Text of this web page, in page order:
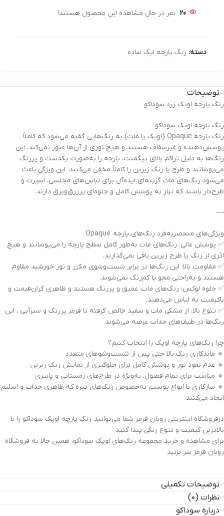
20 نفر در حال مشاهده این محصول هستند!
دسته: رنگ پارچه اپک ساده
توضیحات
رنگ پارچه اوپک زرد سوداکو
رنگ‌ پارچه اوپک سوداکو
رنگ‌ پارچه Opaque (اوپک یا مات) به رنگ‌هایی گفته می‌شود که کاملاً
پوشش‌دهنده و غیرشفاف هستند و هیچ نوری از آن‌ها عبور نمی‌کند. این
رنگ‌ها به دلیل تراکم بالای پیگمنت، پارچه را به‌صورت یکدست و پررنگ
می‌پوشانند و طرح یا رنگ زیرین را کاملاً مخفی می‌کنند. این ویژگی باعث
می‌شود رنگ‌های مات گزینه‌ای ایده‌آل برای لباس‌های مجلسی، اسپرت و
طرح‌دار باشند که نیاز به پوشش کامل و جلوه‌ای پرزرق‌وبرق دارند.
—
ویژگی‌های منحصربه‌فرد رنگ‌های پارچه Opaque
✅ پوشش عالی: رنگ‌های مات به‌طور کامل سطح پارچه را می‌پوشانند و هیچ
اثری از رنگ یا طرح زیرین باقی نمی‌گذارند.
✅ مقاومت بالا: این رنگ‌ها در برابر شست‌وشوی مکرر و نور خورشید مقاوم
هستند و به‌راحتی محو یا کم‌رنگ نمی‌شوند.
✅ جلوه لوکس: رنگ‌های مات، عمیق و پررنگ هستند و ظاهری گران‌قیمت و
باکیفیت به لباس می‌دهند.
✅ تنوع بالا: از مشکی مات و سفید خالص گرفته تا قرمز پررنگ و سبزآبی ، این
رنگ‌ها در طیف‌های جذاب عرضه می‌شوند
چرا رنگ‌های پارچه اوپک را انتخاب کنیم؟
🔹 ماندگاری رنگ بالا حتی پس از شست‌وشوهای متعدد
🔹 عدم نفوذ نور و پوشش کامل برای جلوگیری از نمایش رنگ زیرین
🔹 مناسب برای تمام فصول، به‌ویژه در طرح‌های زمستانی و پاییزی
🔹 سازگاری با انواع پوست، به‌خصوص رنگ‌های تیره که ظاهری جذاب و اسلیم
ایجاد می‌کنند
درفروشگاه اینترنتی روبان قرمز شما می‌توانید رنگ پارچه اوپک سوداکو را با
بالاترین کیفیت و تنوع رنگی پیدا کنید
برای مشاهده و خرید مجموعه رنگ‌های اوپک سوداکو، همین حالا به فروشگاه
روبان قرمز سر بزنید
توضیحات تکمیلی
نظرات (0)
درباره سوداکو